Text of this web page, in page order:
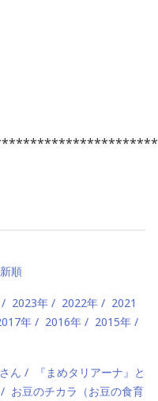
順
2023年 2022年
2021
年 2016年
2015年
ん
『まめタリアーナ』と
お豆のチカラ（お豆の食育